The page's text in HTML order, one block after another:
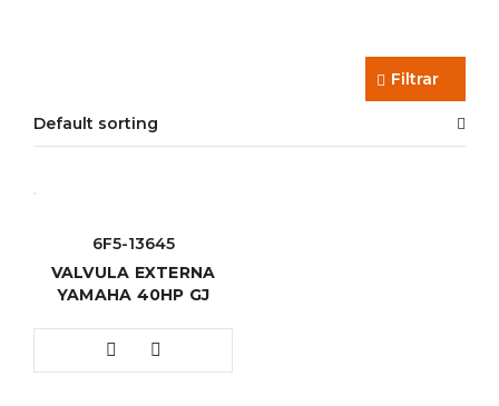
Filtrar
Default sorting
6F5-13645
VALVULA EXTERNA
YAMAHA 40HP GJ